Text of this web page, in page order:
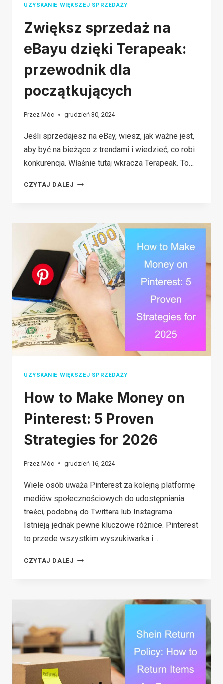
UZYSKANIE WIĘKSZEJ SPRZEDAŻY
Zwiększ sprzedaż na
eBayu dzięki Terapeak:
przewodnik dla
początkujących
Przez Móc grudzień 30, 2024
Jeśli sprzedajesz na eBay, wiesz, jak ważne jest,
aby być na bieżąco z trendami i wiedzieć, co robi
konkurencja. Właśnie tutaj wkracza Terapeak. To…
CZYTAJ DALEJ ZWIĘKSZ
EBAYU
DZIĘKI
TERAPEAK:
PRZEWODNIK
DLA
POCZĄTKUJĄCYCH
UZYSKANIE WIĘKSZEJ SPRZEDAŻY
How to Make Money on
Pinterest: 5 Proven
Strategies for 2026
Przez Móc grudzień 16, 2024
Wiele osób uważa Pinterest za kolejną platformę
mediów społecznościowych do udostępniania
treści, podobną do Twittera lub Instagrama.
Istnieją jednak pewne kluczowe różnice. Pinterest
to przede wszystkim wyszukiwarka i…
CZYTAJ DALEJ HOW
PINTEREST:
5
PROVEN
STRATEGIES